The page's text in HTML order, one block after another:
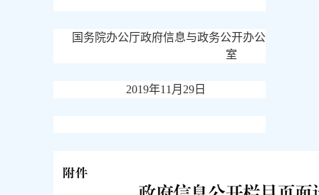
国务院办公厅政府信息与政务公开办公
室
2019年11月29日